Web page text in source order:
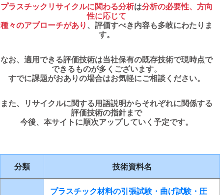
プラスチックリサイクルに関わる分析は分析の必要性、方向
性に応じて
種々のアプローチがあり 、評価すべき内容も多岐にわたりま
す。
なお、適用できる評価技術は当社保有の既存技術で現時点で
できるものが多くございます。
すでに課題がおありの場合はお気軽にご相談ください。
また、リサイクルに関する用語説明からそれぞれに関係する
評価技術の指針まで
今後、本サイトに順次アップしていく予定です。
分類 技術資料名
プラスチック材料の引張試験・曲げ試験・圧